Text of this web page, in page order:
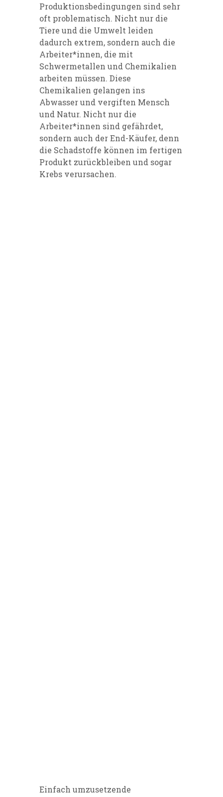
Produktionsbedingungen sind sehr
oft problematisch. Nicht nur die
Tiere und die Umwelt leiden
dadurch extrem, sondern auch die
Arbeiter*innen, die mit
Schwermetallen und Chemikalien
arbeiten müssen. Diese
Chemikalien gelangen ins
Abwasser und vergiften Mensch
und Natur. Nicht nur die
Arbeiter*innen sind gefährdet,
sondern auch der End-Käufer, denn
die Schadstoffe können im fertigen
Produkt zurückbleiben und sogar
Krebs verursachen.
Einfach umzusetzende